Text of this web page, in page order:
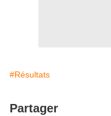
#Résultats
Partager